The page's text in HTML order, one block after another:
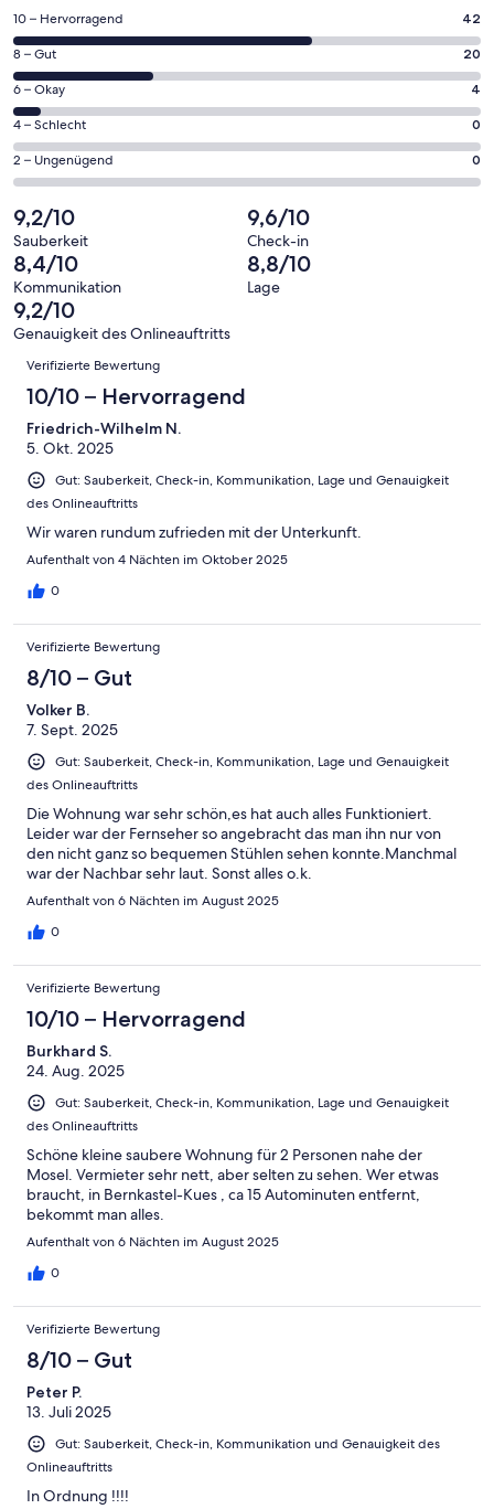
einem
neuen
Fenster
geöffnet
42
von
insgesamt
66
Gästebewertungen
haben
eine
Bewertung
von
10
-
Hervorragend
10 – Hervorragend 42
20
von
insgesamt
66
Gästebewertungen
haben
Bewertung
von
8
-
Gut
8 – Gut 20
4
von
insgesamt
66
Gästebewertungen
haben
eine
Bewertung
von
6
-
Okay
6 – Okay 4
0
von
insgesamt
Gästebewertungen
haben
eine
Bewertung
von
4
4 – Schlecht 0
0
von
insgesamt
66
Gästebewertungen
haben
eine
Bewertung
2 – Ungenügend 0
9,2/10
Sauberkeit
9,6/10
Check-in
8,4/10
Kommunikation
8,8/10
Lage
9,2/10
Genauigkeit des Onlineauftritts
Bewertungen
Verifizierte Bewertung
10/10 – Hervorragend
Friedrich-Wilhelm N.
5. Okt. 2025
Gut: Sauberkeit, Check-in, Kommunikation, Lage und Genauigkeit
des Onlineauftritts
Wir waren rundum zufrieden mit der Unterkunft.
Aufenthalt von 4 Nächten im Oktober 2025
0
Verifizierte Bewertung
8/10 – Gut
Volker B.
7. Sept. 2025
Gut: Sauberkeit, Check-in, Kommunikation, Lage und Genauigkeit
des Onlineauftritts
Die Wohnung war sehr schön,es hat auch alles Funktioniert.
Leider war der Fernseher so angebracht das man ihn nur von
den nicht ganz so bequemen Stühlen sehen konnte.Manchmal
war der Nachbar sehr laut. Sonst alles o.k.
Aufenthalt von 6 Nächten im August 2025
0
Verifizierte Bewertung
10/10 – Hervorragend
Burkhard S.
24. Aug. 2025
Gut: Sauberkeit, Check-in, Kommunikation, Lage und Genauigkeit
des Onlineauftritts
Schöne kleine saubere Wohnung für 2 Personen nahe der
Mosel. Vermieter sehr nett, aber selten zu sehen. Wer etwas
braucht, in Bernkastel-Kues , ca 15 Autominuten entfernt,
bekommt man alles.
Aufenthalt von 6 Nächten im August 2025
0
Verifizierte Bewertung
8/10 – Gut
Peter P.
13. Juli 2025
Gut: Sauberkeit, Check-in, Kommunikation und Genauigkeit des
Onlineauftritts
In Ordnung !!!!